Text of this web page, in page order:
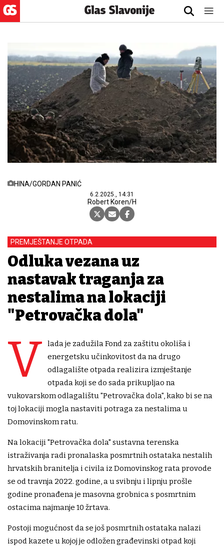
HINA/GORDAN PANIĆ
6.2.2025., 14:31
Robert Koren/H
PREMJEŠTANJE OTPADA
Odluka vezana uz
nastavak traganja za
nestalima na lokaciji
"Petrovačka dola"
V
lada je zadužila Fond za zaštitu okoliša i
energetsku učinkovitost da na drugo
odlagalište otpada realizira izmještanje
otpada koji se do sada prikupljao na
vukovarskom odlagalištu "Petrovačka dola", kako bi se na
toj lokaciji mogla nastaviti potraga za nestalima u
Domovinskom ratu.
Na lokaciji "Petrovačka dola" sustavna terenska
istraživanja radi pronalaska posmrtnih ostataka nestalih
hrvatskih branitelja i civila iz Domovinskog rata provode
se od travnja 2022. godine, a u svibnju i lipnju prošle
godine pronađena je masovna grobnica s posmrtnim
ostacima najmanje 10 žrtava.
Postoji mogućnost da se još posmrtnih ostataka nalazi
ispod kazete u kojoj je odložen građevinski otpad koji